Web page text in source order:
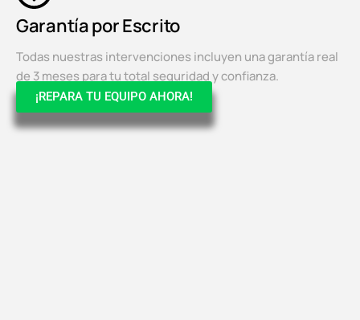
Garantía por Escrito
Todas nuestras intervenciones incluyen una garantía real
de 3 meses para tu total seguridad y confianza.
¡REPARA TU EQUIPO AHORA!